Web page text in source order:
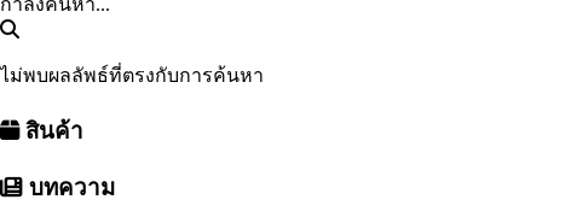
กำลังค้นหา...
ไม่พบผลลัพธ์ที่ตรงกับการค้นหา
สินค้า
บทความ